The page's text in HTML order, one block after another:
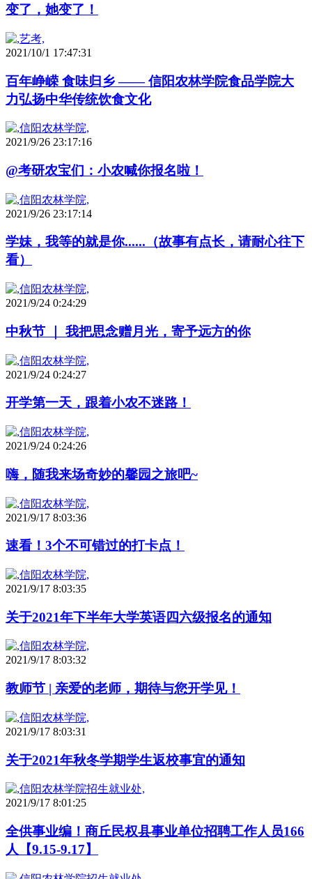
变了，她变了！
2021/10/1 17:47:31
百年峥嵘 食味归乡 —— 信阳农林学院食品学院大
力弘扬中华传统饮食文化
2021/9/26 23:17:16
@考研农宝们：小农喊你报名啦！
2021/9/26 23:17:14
学妹，我等的就是你......（故事有点长，请耐心往下
看）
2021/9/24 0:24:29
中秋节 ｜ 我把思念赠月光，寄予远方的你
2021/9/24 0:24:27
开学第一天，跟着小农不迷路！
2021/9/24 0:24:26
嗨，随我来场奇妙的馨园之旅吧~
2021/9/17 8:03:36
速看！3个不可错过的打卡点！
2021/9/17 8:03:35
关于2021年下半年大学英语四六级报名的通知
2021/9/17 8:03:32
教师节 | 亲爱的老师，期待与您开学见！
2021/9/17 8:03:31
关于2021年秋冬学期学生返校事宜的通知
2021/9/17 8:01:25
全供事业编！商丘民权县事业单位招聘工作人员166
人【9.15-9.17】